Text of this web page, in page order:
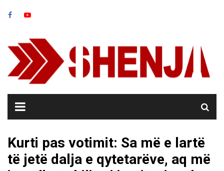
Kurti pas votimit: Sa më e lartë
të jetë dalja e qytetarëve, aq më